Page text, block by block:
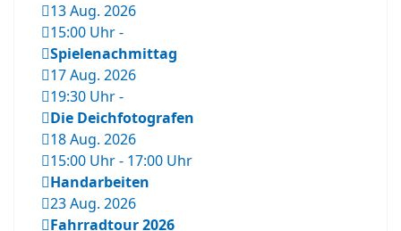
13 Aug. 2026
15:00 Uhr-
Spielenachmittag
17 Aug. 2026
19:30 Uhr-
Die Deichfotografen
18 Aug. 2026
15:00 Uhr- 17:00 Uhr
Handarbeiten
23 Aug. 2026
Fahrradtour 2026